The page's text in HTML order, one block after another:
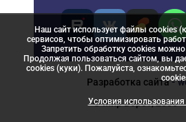
Разработка сайта-
© Мир Ворот, 2006 -
Наш сайт использует файлы cookies
сервисов, чтобы оптимизировать
Запретить обработку cookies
Продолжая пользоваться сайтом, вы
cookies (куки). Пожалуйста,
Условия использования